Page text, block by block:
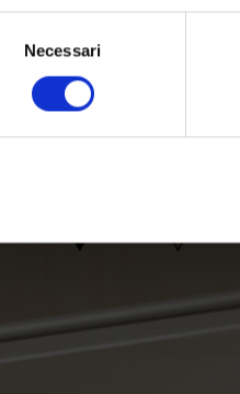
Necessari